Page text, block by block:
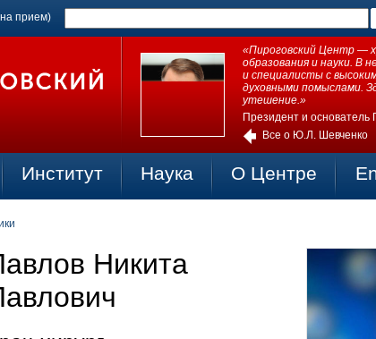
прием)
«Пироговский Центр —
образования и науки. В
и специалисты с
духовными помыслами.
утешение.»
Президент и
Все о Ю.Л. Шевченко
Институт Наука О Центре
Никита